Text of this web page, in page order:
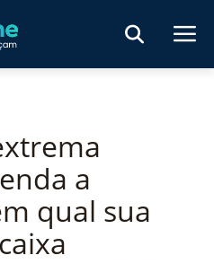
a
qual sua